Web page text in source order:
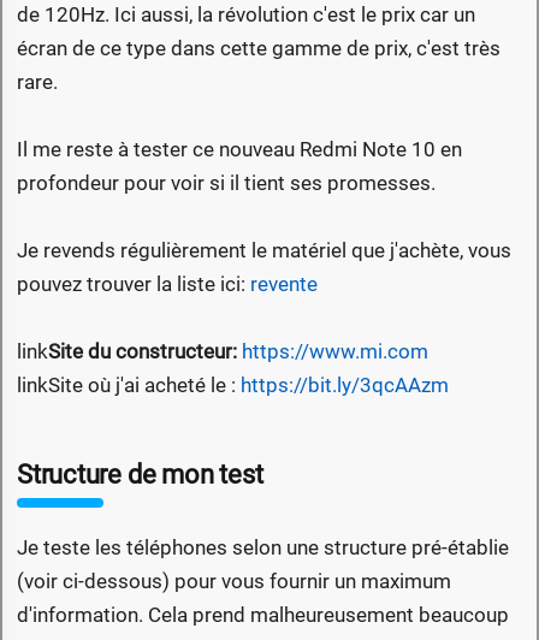
de 120Hz. Ici aussi, la révolution c'est le prix car un
écran de ce type dans cette gamme de prix, c'est très
rare.
Il me reste à tester ce nouveau Redmi Note 10 en
profondeur pour voir si il tient ses promesses.
Je revends régulièrement le matériel que j'achète, vous
pouvez trouver la liste ici: revente
linkSite du constructeur: https://www.mi.com
linkSite où j'ai acheté le : https://bit.ly/3qcAAzm
Structure de mon test
Je teste les téléphones selon une structure pré-établie
(voir ci-dessous) pour vous fournir un maximum
d'information. Cela prend malheureusement beaucoup